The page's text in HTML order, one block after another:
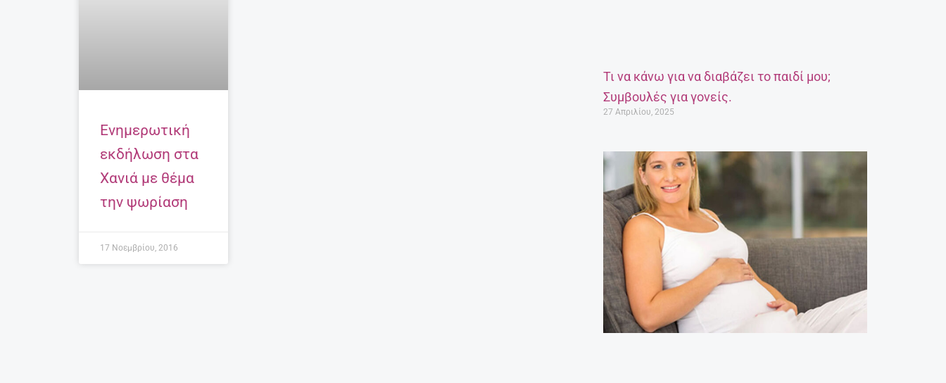
Eνημερωτική
εκδήλωση στα
Χανιά με θέμα
την ψωρίαση
17 Νοεμβρίου, 2016
Τι να κάνω για να διαβάζει το παιδί μου;
Συμβουλές για γονείς.
27 Απριλίου, 2025